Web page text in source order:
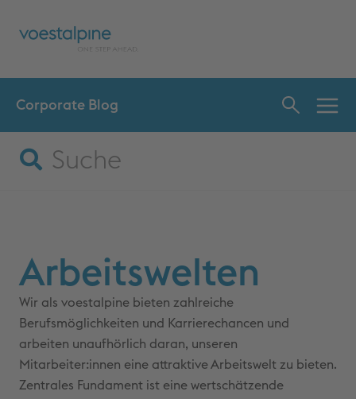
Corporate Blog
Arbeitswelten
Wir als voestalpine bieten zahlreiche
Berufsmöglichkeiten und Karrierechancen und
arbeiten unaufhörlich daran, unseren
Mitarbeiter:innen eine attraktive Arbeitswelt zu bieten.
Zentrales Fundament ist eine wertschätzende